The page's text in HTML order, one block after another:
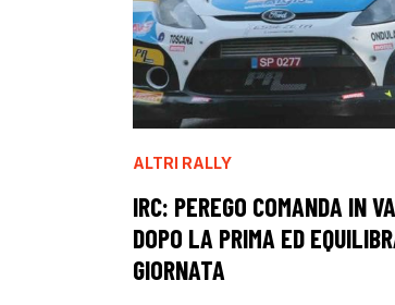
ALTRI RALLY
IRC: PEREGO COMANDA IN
DOPO LA PRIMA ED
GIORNATA